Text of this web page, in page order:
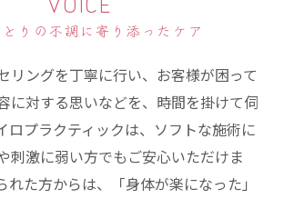
りの不調に寄り添ったケア
リングを丁寧に行い、お客様が困って
に対する思いなどを、時間を掛けて伺
ロプラクティックは、ソフトな施術に
刺激に弱い方でもご安心いただけま
れた方からは、「身体が楽になった」